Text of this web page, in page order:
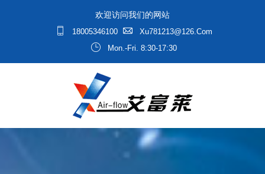
欢迎访问我们的网站
18005346100
Xu781213@126.com
Mon.-Fri. 8:30-17:30